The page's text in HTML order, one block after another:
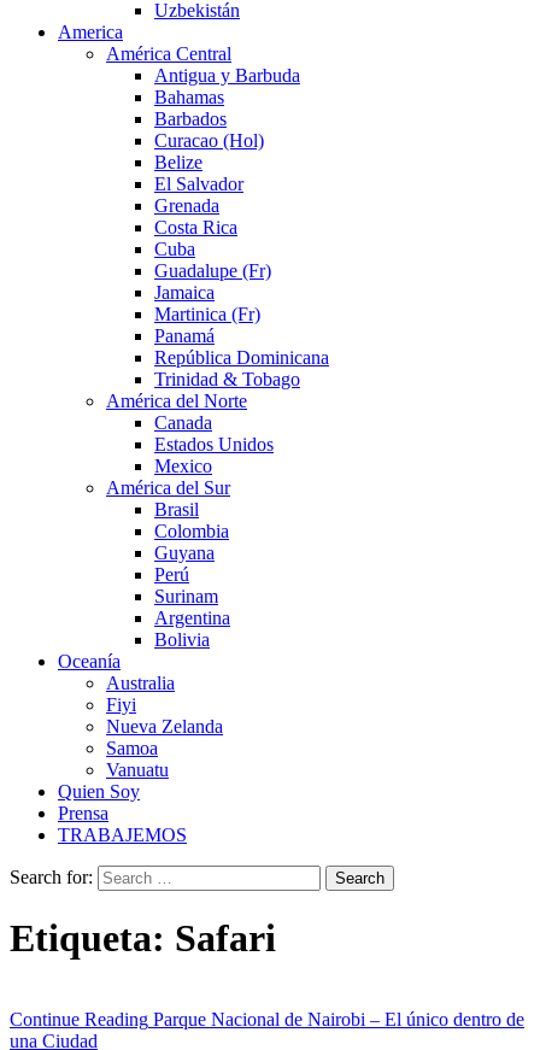
Uzbekistán
America
América Central
Antigua y Barbuda
Bahamas
Barbados
Curacao (Hol)
Belize
El Salvador
Grenada
Costa Rica
Cuba
Guadalupe (Fr)
Jamaica
Martinica (Fr)
Panamá
República Dominicana
Trinidad & Tobago
América del Norte
Canada
Estados Unidos
Mexico
América del Sur
Brasil
Colombia
Guyana
Perú
Surinam
Argentina
Bolivia
Oceanía
Australia
Fiyi
Nueva Zelanda
Samoa
Vanuatu
Quien Soy
Prensa
TRABAJEMOS
Search for:
Etiqueta: Safari
Continue Reading Parque Nacional de Nairobi – El único dentro de
una Ciudad